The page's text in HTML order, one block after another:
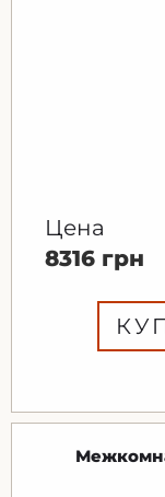
Цена
8316 грн